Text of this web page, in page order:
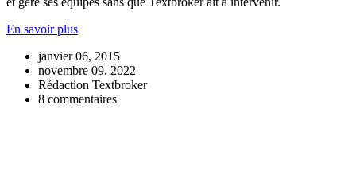
En savoir plus
janvier 06, 2015
novembre 09, 2022
Rédaction Textbroker
8 commentaires